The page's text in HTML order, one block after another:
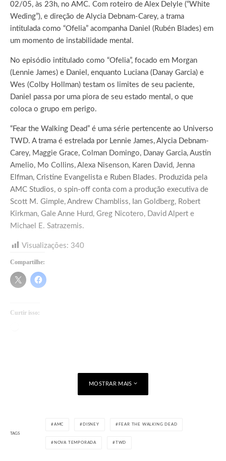
02/05, às 23h, no AMC. Com roteiro de Alex Delyle (“White
Weding”), e direção de Alycia Debnam-Carey, a trama
intitulada como “Ofelia” acompanha Daniel (Rubén Blades) em
um momento de instabilidade mental.
No episódio intitulado como “Ofelia”, focado em Morgan
(Lennie James) e Daniel, enquanto Luciana (Danay Garcia) e
Wes (Colby Hollman) testam os limites de seu paciente,
Daniel passa por uma piora de seu estado mental, o que
coloca o grupo em perigo.
“Fear the Walking Dead” é uma série pertencente ao Universo
TWD. A trama é estrelada por Lennie James, Alycia Debnam-
Carey, Maggie Grace, Colman Domingo, Danay Garcia, Austin
Amelio, Mo Collins, Alexa Nisenson, Karen David, Jenna
Elfman, Cristine Evangelista e Ruben Blades. Produzida pela
AMC Studios, o spin-off conta com a produção executiva de
Scott M. Gimple, Andrew Chambliss, Ian Goldberg, Robert
Kirkman, Gale Anne Hurd, Greg Nicotero, David Alpert e
Michael E. Satrazemis.
Visualizações: 340
Compartilhe:
Curtir isso:
MOSTRAR MAIS
TAGS
AMC DISNEY FEAR THE WALKING DEAD
NOVA TEMPORADA TWD